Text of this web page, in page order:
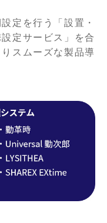
定を行う「設置・
定サービス」を合
スムーズな製品導